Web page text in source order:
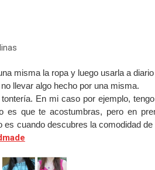
misma la ropa y luego usarla a diario
llevar algo hecho por una misma.
En mi caso por ejemplo,
que te acostumbras, pero en
cuando descubres la comodidad de